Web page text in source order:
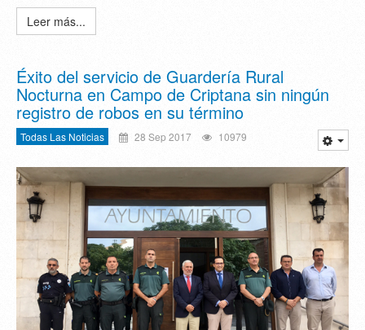
Leer más...
Éxito del servicio de Guardería Rural
Nocturna en Campo de Criptana sin ningún
registro de robos en su término
Todas Las Noticias 28 Sep 2017 10979